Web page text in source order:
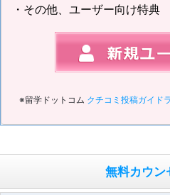
・その他、ユーザー向け特典
※留学ドットコム クチコミ投稿ガイド
無料カウン